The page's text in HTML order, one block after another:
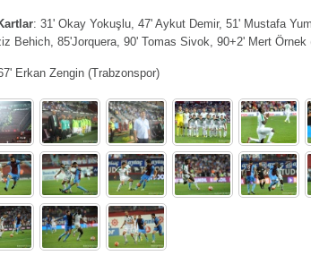
: 31' Okay Yokuşlu, 47' Aykut Demir, 51' Mustafa
Behich, 85'Jorquera, 90' Tomas Sivok, 90+2' Mert Örnek
Erkan Zengin (Trabzonspor)